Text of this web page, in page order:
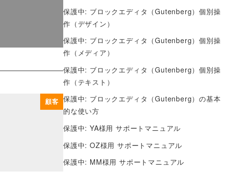
顧客
保護中: ブロックエディタ（Gutenberg）個別操
作（デザイン）
保護中: ブロックエディタ（Gutenberg）個別操
作（メディア）
保護中: ブロックエディタ（Gutenberg）個別操
作（テキスト）
保護中: ブロックエディタ（Gutenberg）の基本
的な使い方
保護中: YA様用 サポートマニュアル
保護中: OZ様用 サポートマニュアル
保護中: MM様用 サポートマニュアル